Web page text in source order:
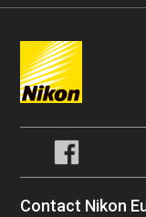
Contact Nikon